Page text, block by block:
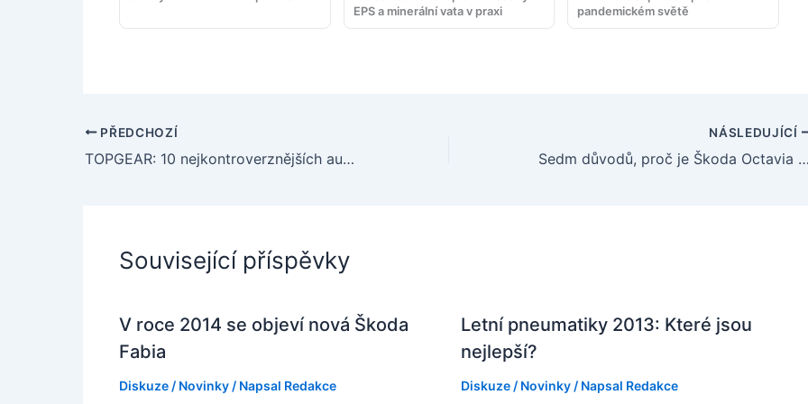
EPS a minerální vata v praxi
pandemickém světě
PŘEDCHOZÍ
TOPGEAR: 10 nejkontroverznějších automobilů všech dob
NÁSLEDUJÍCÍ
Sedm důvodů, proč je Škoda Octavia RS povinností v každé garáži
Související příspěvky
V roce 2014 se objeví nová Škoda
Fabia
Diskuze / Novinky / Napsal Redakce
Letní pneumatiky 2013: Které jsou
nejlepší?
Diskuze / Novinky/ Napsal Redakce